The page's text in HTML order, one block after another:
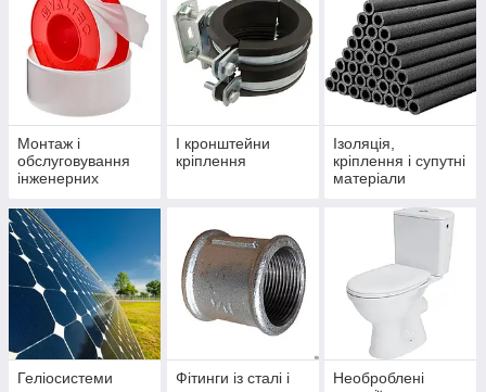
Монтаж і
обслуговування
інженерних
І кронштейни
кріплення
Ізоляція,
кріплення і супутні
матеріали
Геліосистеми
Фітинги із сталі і
Необроблені